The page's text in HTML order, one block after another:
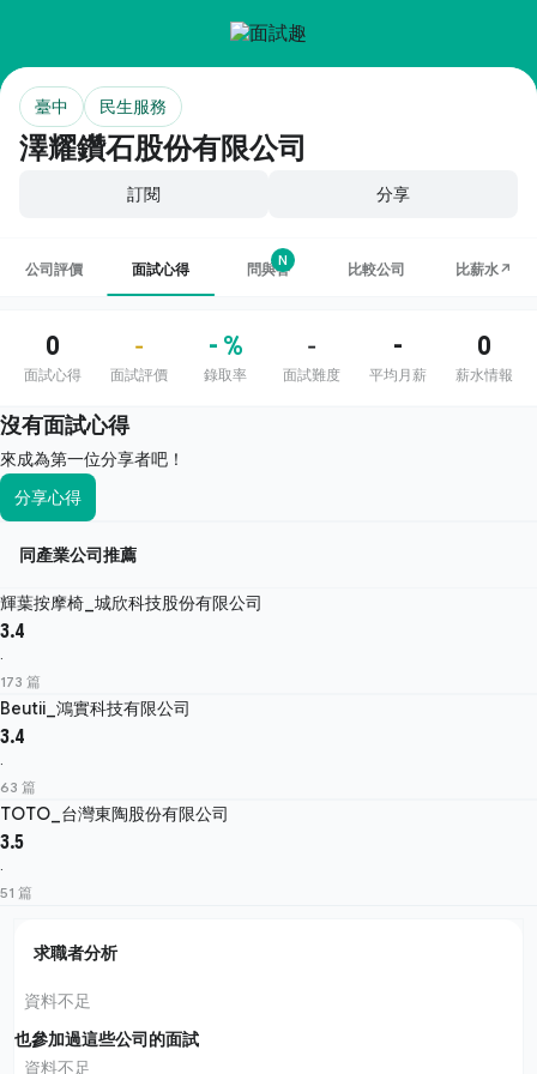
澤耀鑽石股份有限公司
臺中 民生服務
訂閱 分享
公司評價 面試心得 問與答
N
比較公司 比薪水↗
0
面試心得
-
面試評價
- %
錄取率
-
面試難度
-
平均月薪
0
薪水情報
沒有面試心得
來成為第一位分享者吧！
分享心得
同產業公司推薦
輝葉按摩椅_城欣科技股份有限公司
3.4
·
173 篇
Beutii_鴻實科技有限公司
3.4
·
63 篇
TOTO_台灣東陶股份有限公司
3.5
·
51 篇
求職者分析
資料不足
也參加過這些公司的面試
資料不足